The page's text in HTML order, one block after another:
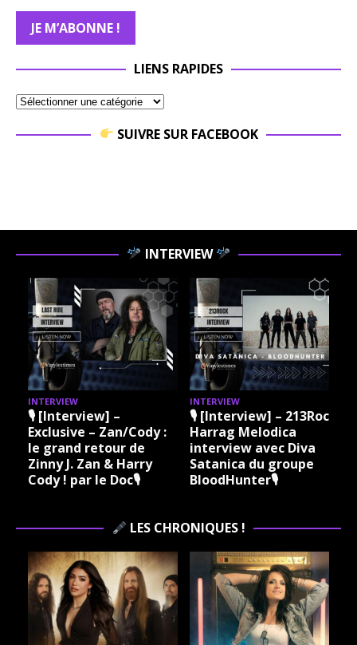
LIENS RAPIDES
SUIVRE SUR FACEBOOK
INTERVIEW
INTERVIEW
🎙 [Interview] –
Exclusive – Zan/Cody :
le grand retour de
Zinny J. Zan & Harry
Cody ! par le Doc🎙
INTERVIEW
🎙 [Interview] – 213Rock
Harrag Melodica
interview avec Diva
Satanica du groupe
BloodHunter🎙
LES CHRONIQUES !